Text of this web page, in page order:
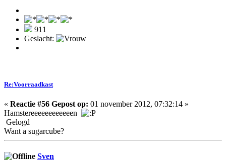
911
Geslacht:
Re:Voorraadkast
« Reactie #56 Gepost op: 01 november 2012, 07:32:14 »
Hamstereeeeeeeeeeeen
Gelogd
Want a sugarcube?
Sven